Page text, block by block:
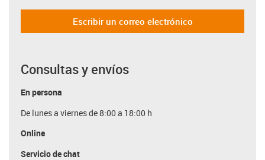
Escribir un correo electrónico
Consultas y envíos
En persona
De lunes a viernes de 8:00 a 18:00 h
Online
Servicio de chat